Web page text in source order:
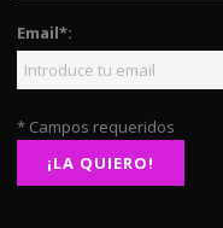
Email*:
* Campos requeridos